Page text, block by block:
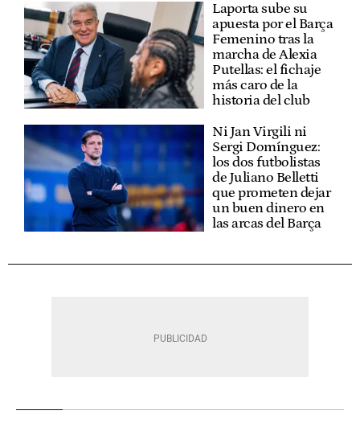
Laporta sube su
apuesta por el Barça
Femenino tras la
marcha de Alexia
Putellas: el fichaje
más caro de la
historia del club
Ni Jan Virgili ni
Sergi Domínguez:
los dos futbolistas
de Juliano Belletti
que prometen dejar
un buen dinero en
las arcas del Barça